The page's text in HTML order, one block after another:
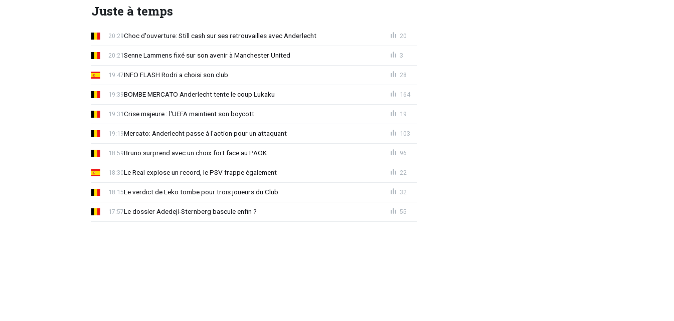
Juste à temps
Choc d'ouverture: Still cash sur ses retrouvailles avec Anderlecht
20:29 20
Senne Lammens fixé sur son avenir à Manchester United
20:21 3
INFO FLASH Rodri a choisi son club
19:47 28
BOMBE MERCATO Anderlecht tente le coup Lukaku
19:39 164
Crise majeure : l'UEFA maintient son boycott
19:31 19
Mercato: Anderlecht passe à l'action pour un attaquant
19:19 103
Bruno surprend avec un choix fort face au PAOK
18:59 96
Le Real explose un record, le PSV frappe également
18:30 22
Le verdict de Leko tombe pour trois joueurs du Club
18:15 32
Le dossier Adedeji-Sternberg bascule enfin ?
17:57 55